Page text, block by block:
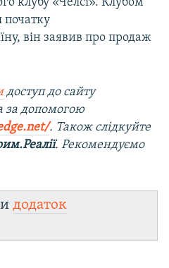
початку
він заявив про продаж
доступ до сайту
за допомогою
. Також слідкуйте
. Рекомендуємо
додаток